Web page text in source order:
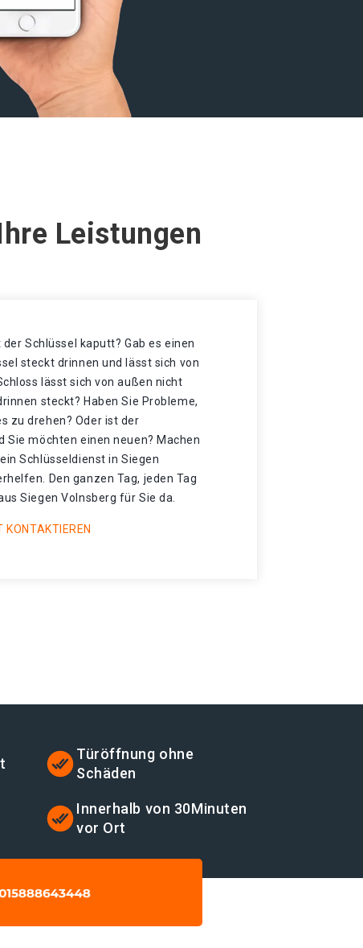
Leistungen
Schlüssel kaputt? Gab es einen
steckt drinnen und lässt sich von
lässt sich von außen nicht
steckt? Haben Sie Probleme,
zu drehen? Oder ist der
möchten einen neuen? Machen
Schlüsseldienst in Siegen
Den ganzen Tag, jeden Tag
Siegen Volnsberg für Sie da.
KONTAKTIEREN
Türöffnung ohne
Schäden
Innerhalb von 30Minuten
vor Ort